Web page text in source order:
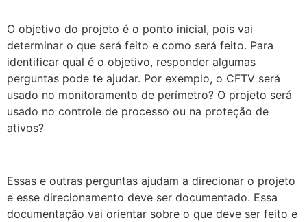
O objetivo do projeto é o ponto inicial, pois vai
determinar o que será feito e como será feito. Para
identificar qual é o objetivo, responder algumas
perguntas pode te ajudar. Por exemplo, o CFTV será
usado no monitoramento de perímetro? O projeto será
usado no controle de processo ou na proteção de
ativos?
Essas e outras perguntas ajudam a direcionar o projeto
e esse direcionamento deve ser documentado. Essa
documentação vai orientar sobre o que deve ser feito e